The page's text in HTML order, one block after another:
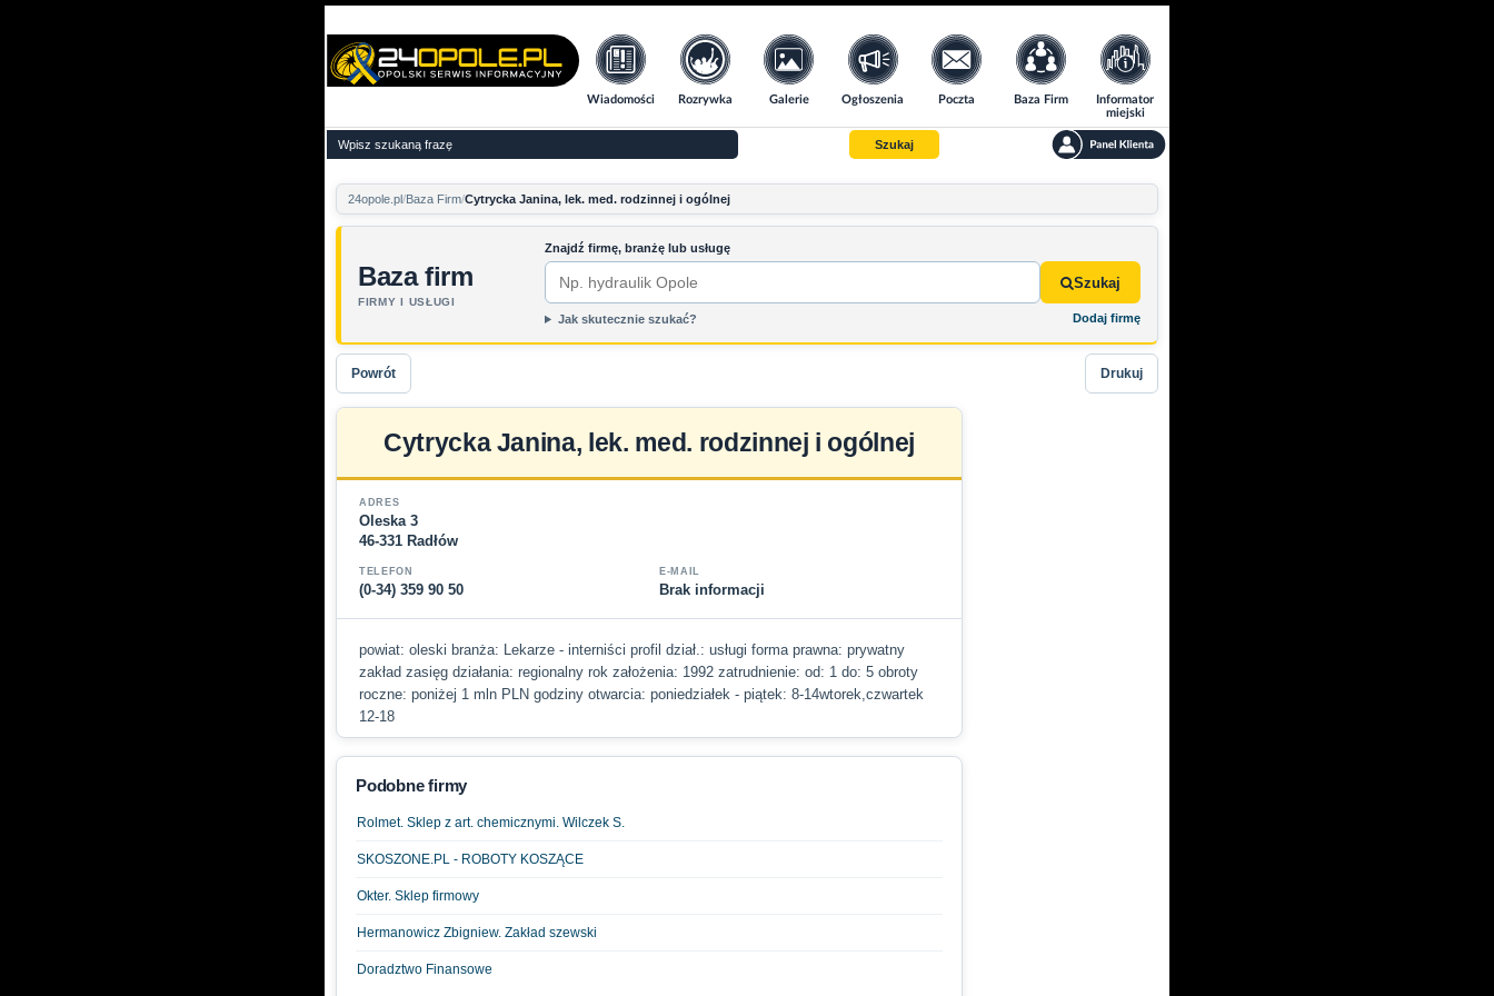
Wiadomości Rozrywka Galerie Ogłoszenia Poczta Baza Firm
Informator
miejski
Szukaj
24opole.pl Baza Firm Cytrycka Janina, lek. med. rodzinnej i ogólnej
Baza firm
FIRMY I USŁUGI
Znajdź firmę, branżę lub usługę
Szukaj
Jak skutecznie szukać? Dodaj firmę
Powrót Drukuj
Cytrycka Janina, lek. med. rodzinnej i ogólnej
ADRES
Oleska 3
46-331 Radłów
TELEFON
(0-34) 359 90 50
E-MAIL
Brak informacji
powiat: oleski branża: Lekarze - interniści profil dział.: usługi forma prawna: prywatny
zakład zasięg działania: regionalny rok założenia: 1992 zatrudnienie: od: 1 do: 5 obroty
roczne: poniżej 1 mln PLN godziny otwarcia: poniedziałek - piątek: 8-14wtorek,czwartek
12-18
Podobne firmy
Rolmet. Sklep z art. chemicznymi. Wilczek S.
SKOSZONE.PL - ROBOTY KOSZĄCE
Okter. Sklep firmowy
Hermanowicz Zbigniew. Zakład szewski
Doradztwo Finansowe